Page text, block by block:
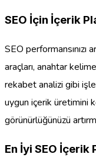
SEO İçin İçerik
SEO performansınızı
araçları, anahtar
rekabet analizi gibi
uygun içerik üretimini
görünürlüğünüzü
En İyi SEO